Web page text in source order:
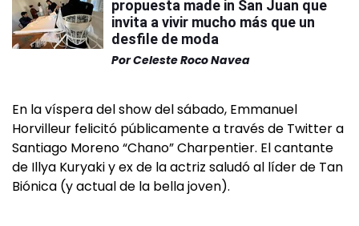
propuesta made in San Juan que
invita a vivir mucho más que un
desfile de moda
PorCeleste Roco Navea
En la víspera del show del sábado, Emmanuel
Horvilleur felicitó públicamente a través de Twitter a
Santiago Moreno “Chano” Charpentier. El cantante
de Illya Kuryaki y ex de la actriz saludó al líder de Tan
Biónica (y actual de la bella joven).